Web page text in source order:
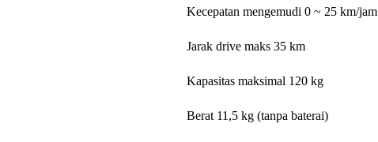
Kecepatan mengemudi 0 ~ 25 km/jam
Jarak drive maks 35 km
Kapasitas maksimal 120 kg
Berat 11,5 kg (tanpa baterai)